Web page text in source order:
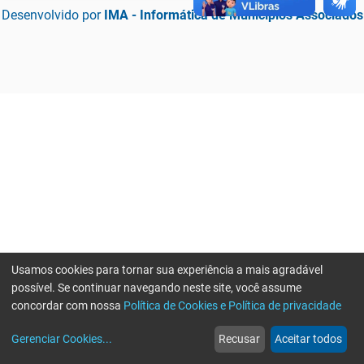
Desenvolvido por IMA - Informática de Municípios Associados
web
Notícias
more_horiz
Mais
Usamos cookies para tornar sua experiência a mais agradável
possível. Se continuar navegando neste site, você assume
concordar com nossa Política de Cookies e Política de privacidade
Gerenciar Cookies... Recusar Aceitar todos
Erro ao enviar informações, por favor tente novamente